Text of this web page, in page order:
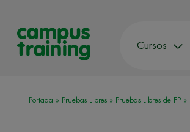
Cursos
Portada » Pruebas Libres » Pruebas Libres de FP »